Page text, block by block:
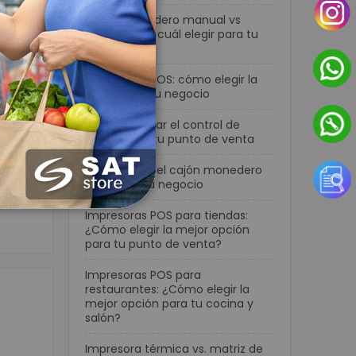
la
tu
Cajón monedero manual vs
automático: cuál elegir para tu
negocio
Terminales POS: cómo elegir la
mejor para tu negocio
Cómo mejorar el control de
efectivo en tu punto de venta
Cómo elegir el cajón monedero
ideal para tu negocio
Impresoras POS para tiendas:
¿Cómo elegir la mejor opción
para tu punto de venta?
Impresoras POS para
restaurantes: ¿Cómo elegir la
mejor opción para tu cocina y
salón?
Impresora térmica vs. matriz de